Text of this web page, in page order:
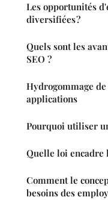
Les opportunités
diversifiées ?
Quels sont les
SEO ?
Hydrogommage
applications
Pourquoi utiliser
Quelle loi encadre
Comment le
besoins des